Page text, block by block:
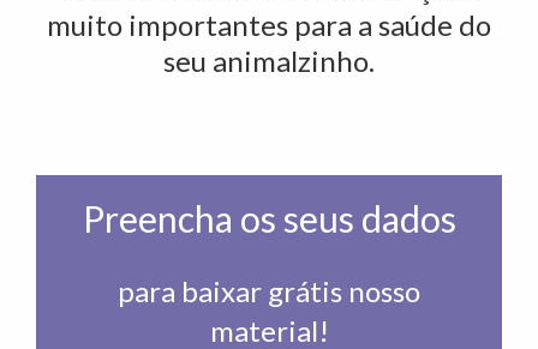
muito importantes para a saúde do
seu animalzinho.
Preencha os seus dados
para baixar grátis nosso
material!